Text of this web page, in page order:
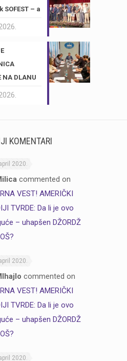
SOFEST – a
NA DLANU
KOMENTARI
2020.
commented on
VEST! AMERIČKI
TVRDE: Da li je ovo
– uhapšen DŽORDŽ
2020.
commented on
VEST! AMERIČKI
TVRDE: Da li je ovo
– uhapšen DŽORDŽ
2020.